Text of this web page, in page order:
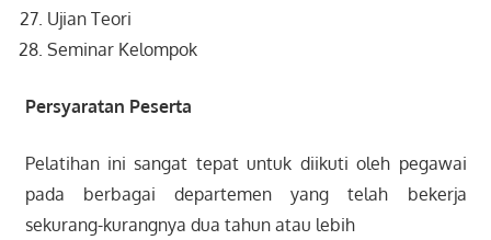
Ujian Teori
Seminar Kelompok
Persyaratan Peserta
Pelatihan ini sangat tepat untuk diikuti oleh pegawai
pada berbagai departemen yang telah bekerja
sekurang-kurangnya dua tahun atau lebih